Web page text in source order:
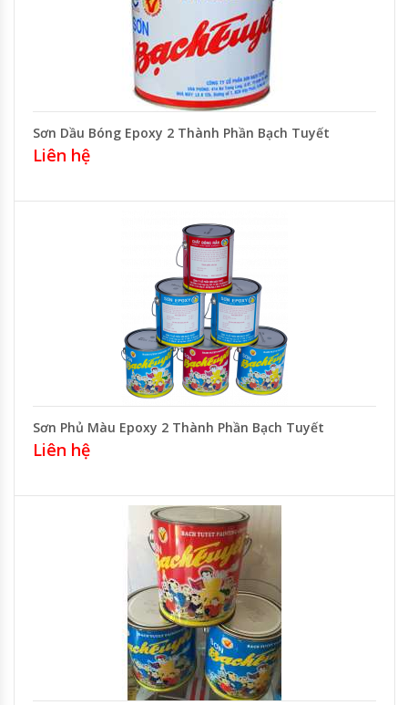
Sơn Dầu Bóng Epoxy 2 Thành Phần Bạch Tuyết
Liên hệ
Sơn Phủ Màu Epoxy 2 Thành Phần Bạch Tuyết
Liên hệ